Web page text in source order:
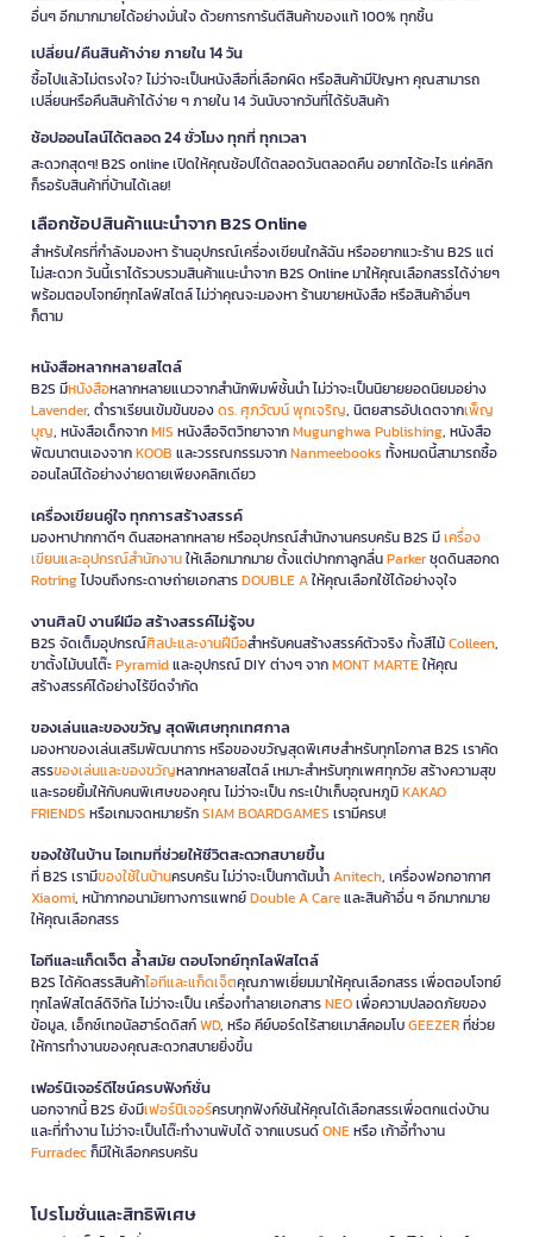
อื่นๆ อีกมากมายได้อย่างมั่นใจ ด้วยการการันตีสินค้าของแท้ 100% ทุกชิ้น
เปลี่ยน/คืนสินค้าง่าย ภายใน 14 วัน
ซื้อไปแล้วไม่ตรงใจ? ไม่ว่าจะเป็นหนังสือที่เลือกผิด หรือสินค้ามีปัญหา คุณสามารถ
เปลี่ยนหรือคืนสินค้าได้ง่าย ๆ ภายใน 14 วันนับจากวันที่ได้รับสินค้า
ช้อปออนไลน์ได้ตลอด 24 ชั่วโมง ทุกที่ ทุกเวลา
สะดวกสุดๆ! B2S online เปิดให้คุณช้อปได้ตลอดวันตลอดคืน อยากได้อะไร แค่คลิก
ก็รอรับสินค้าที่บ้านได้เลย!
เลือกช้อปสินค้าแนะนำจาก B2S Online
สำหรับใครที่กำลังมองหา ร้านอุปกรณ์เครื่องเขียนใกล้ฉัน หรืออยากแวะร้าน B2S แต่
ไม่สะดวก วันนี้เราได้รวบรวมสินค้าแนะนำจาก B2S Online มาให้คุณเลือกสรรได้ง่ายๆ
พร้อมตอบโจทย์ทุกไลฟ์สไตล์ ไม่ว่าคุณจะมองหา ร้านขายหนังสือ หรือสินค้าอื่นๆ
ก็ตาม
หนังสือหลากหลายสไตล์
B2S มีหนังสือหลากหลายแนวจากสำนักพิมพ์ชั้นนำ ไม่ว่าจะเป็นนิยายยอดนิยมอย่าง
Lavender, ตำราเรียนเข้มข้นของดร. ศุภวัฒน์ พุกเจริญ, นิตยสารอัปเดตจากเพ็ญ
บุญ, หนังสือเด็กจากMIS หนังสือจิตวิทยาจากMugunghwa Publishing, หนังสือ
พัฒนาตนเองจากKOOB และวรรณกรรมจากNanmeebooks ทั้งหมดนี้สามารถซื้อ
ออนไลน์ได้อย่างง่ายดายเพียงคลิกเดียว
เครื่องเขียนคู่ใจ ทุกการสร้างสรรค์
มองหาปากกาดีๆ ดินสอหลากหลาย หรืออุปกรณ์สำนักงานครบครัน B2S มีเครื่อง
เขียนและอุปกรณ์สำนักงานให้เลือกมากมาย ตั้งแต่ปากกาลูกลื่นParkerชุดดินสอกด
Rotringไปจนถึงกระดาษถ่ายเอกสารDOUBLE Aให้คุณเลือกใช้ได้อย่างจุใจ
งานศิลป์ งานฝีมือ สร้างสรรค์ไม่รู้จบ
B2S จัดเต็มอุปกรณ์ศิลปะและงานฝีมือสำหรับคนสร้างสรรค์ตัวจริง ทั้งสีไม้Colleen,
ขาตั้งไม้บนโต๊ะPyramidและอุปกรณ์ DIY ต่างๆ จากMONT MARTEให้คุณ
สร้างสรรค์ได้อย่างไร้ขีดจำกัด
ของเล่นและของขวัญ สุดพิเศษทุกเทศกาล
มองหาของเล่นเสริมพัฒนาการ หรือของขวัญสุดพิเศษสำหรับทุกโอกาส B2S เราคัด
สรรของเล่นและของขวัญหลากหลายสไตล์ เหมาะสำหรับทุกเพศทุกวัย สร้างความสุข
และรอยยิ้มให้กับคนพิเศษของคุณ ไม่ว่าจะเป็น กระเป๋าเก็บอุณหภูมิKAKAO
FRIENDS หรือเกมจดหมายรักSIAM BOARDGAMES เรามีครบ!
ของใช้ในบ้าน ไอเทมที่ช่วยให้ชีวิตสะดวกสบายขึ้น
ที่ B2S เรามีของใช้ในบ้านครบครัน ไม่ว่าจะเป็นกาต้มน้ำAnitech, เครื่องฟอกอากาศ
Xiaomi, หน้ากากอนามัยทางการแพทย์Double A Careและสินค้าอื่น ๆ อีกมากมาย
ให้คุณเลือกสรร
ไอทีและแก็ดเจ็ต ล้ำสมัย ตอบโจทย์ทุกไลฟ์สไตล์
B2S ได้คัดสรรสินค้าไอทีและแก็ดเจ็ตคุณภาพเยี่ยมมาให้คุณเลือกสรร เพื่อตอบโจทย์
ทุกไลฟ์สไตล์ดิจิทัล ไม่ว่าจะเป็น เครื่องทำลายเอกสารNEOเพื่อความปลอดภัยของ
ข้อมูล, เอ็กซ์เทอนัลฮาร์ดดิสก์WD, หรือ คีย์บอร์ดไร้สายเมาส์คอมโบGEEZERที่ช่วย
ให้การทำงานของคุณสะดวกสบายยิ่งขึ้น
เฟอร์นิเจอร์ดีไซน์ครบฟังก์ชั่น
นอกจากนี้ B2S ยังมีเฟอร์นิเจอร์ครบทุกฟังก์ชันให้คุณได้เลือกสรรเพื่อตกแต่งบ้าน
และที่ทำงาน ไม่ว่าจะเป็นโต๊ะทำงานพับได้ จากแบรนด์ONEหรือ เก้าอี้ทำงาน
Furradecก็มีให้เลือกครบครัน
โปรโมชั่นและสิทธิพิเศษ